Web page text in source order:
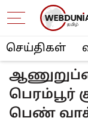
செய்திகள்
பெண்